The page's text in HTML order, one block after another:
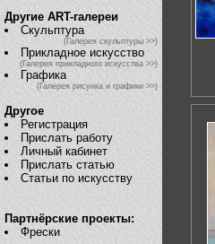
Другие ART-галереи
Скульптура
(Галерея скульптуры >>)
Прикладное искусство
(Галерея прикладного искусства >>)
Графика
(Галерея рисунка и графики >>)
Другое
Регистрация
Прислать работу
Личный кабинет
Прислать статью
Статьи по искусству
Партнёрские проекты:
Фрески